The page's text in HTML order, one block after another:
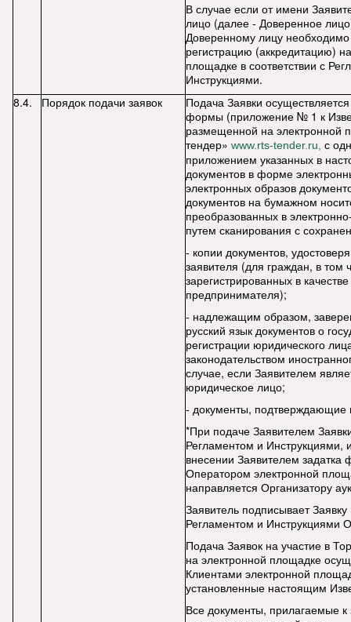
В случае если от имени
лицо (далее - Доверенное
Доверенному лицу
регистрацию (аккредитацию)
площадке в соответствии с
Инструкциями.
8.4.
Порядок подачи заявок
Подача Заявки
формы (приложение № 1 к
размещенной на электронной
тендер» www.rts-tender.ru, с
приложением указанных в
документов в форме
электронных образов
документов на бумажном
преобразованных в
путем сканирования с
- копии документов,
заявителя (для граждан, в том
зарегистрированных в
предпринимателя);
- надлежащим образом,
русский язык документов о
регистрации юридического
законодательством
случае, если Заявителем
юридическое лицо;
- документы, подтверждающие
*При подаче Заявителем
Регламентом и
внесении Заявителем задатка
Оператором электронной
направляется Организатору
Заявитель подписывает
Регламентом и Инструкциями
Подача Заявок на участие в
на электронной площадке
Клиентами электронной
установленные настоящим
Все документы, прилагаемые